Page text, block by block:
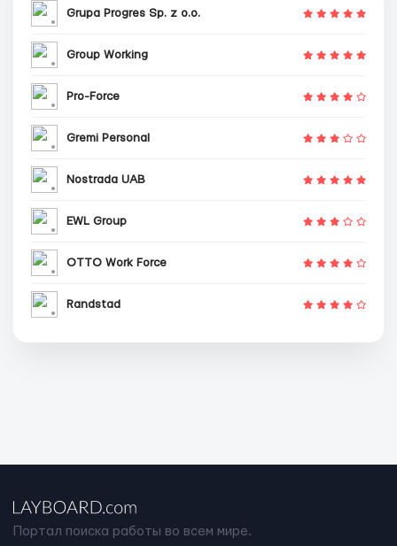
Grupa Progres Sp. z o.o.
Group Working
Pro-Force
Gremi Personal
Nostrada UAB
EWL Group
OTTO Work Force
Randstad
Портал поиска работы во всем мире.